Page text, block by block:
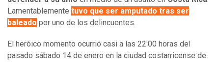
Lamentablemente tuvo que ser amputado tras ser
baleado por uno de los delincuentes.
El heróico momento ocurrió casi a las 22:00 horas del
pasado sábado 14 de enero en la ciudad costarricense de